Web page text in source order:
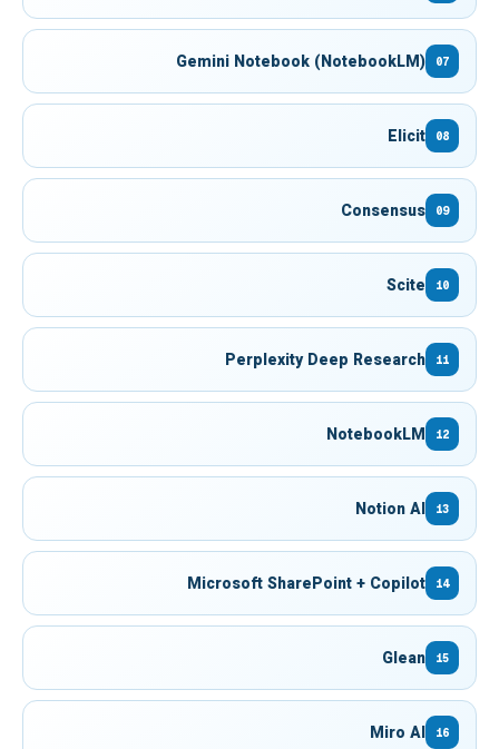
07
Gemini Notebook (NotebookLM)
08
Elicit
09
Consensus
10
Scite
11
Perplexity Deep Research
12
NotebookLM
13
Notion AI
14
Microsoft SharePoint + Copilot
15
Glean
16
Miro AI